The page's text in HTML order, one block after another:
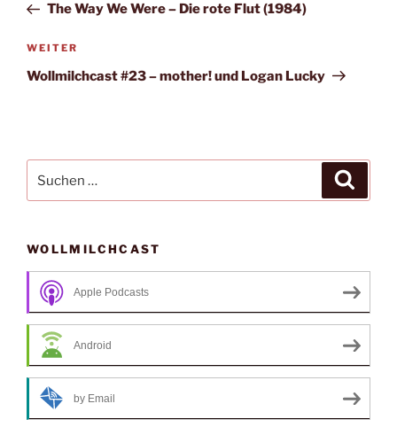
Beitrag
The Way We Were – Die rote Flut (1984)
Nächster
Beitrag
WEITER
Wollmilchcast #23 – mother! und Logan Lucky
nach:
WOLLMILCHCAST
Apple Podcasts
Android
by Email